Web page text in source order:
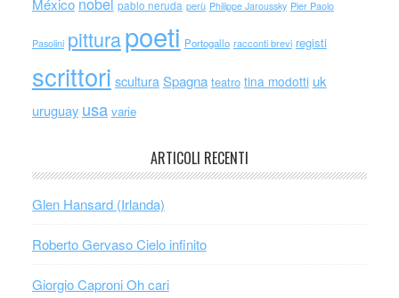
México pablo neruda perù Philippe Jaroussky Pier Paolo
Pasolini pitturapoeti Portogallo racconti brevi registi
scrittori scultura Spagna teatro tina modotti uk
uruguay usa varie
ARTICOLI RECENTI
Glen Hansard (Irlanda)
Roberto Gervaso Cielo infinito
Giorgio Caproni Oh cari